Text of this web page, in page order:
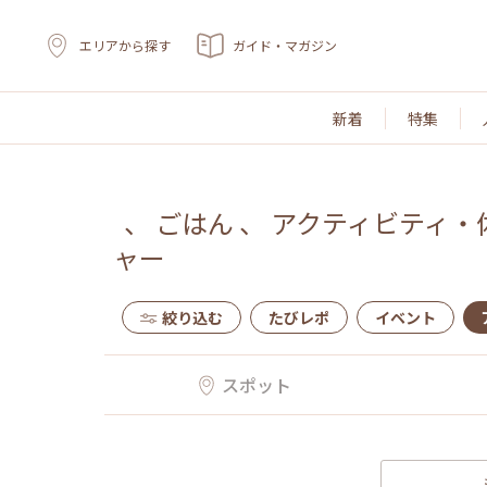
エリアから探す ガイド・マガジン
新着 特集
、 ごはん 、 アクティビティ・
ャー
絞り込む たびレポ イベント
スポット